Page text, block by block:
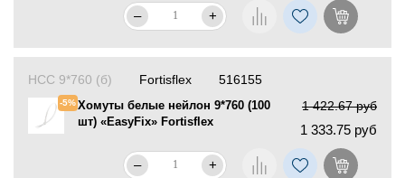
– +
516155
НСС 9*760 (б)
-5%Хомуты белые нейлон 9*760 (100
шт) «EasyFix» Fortisflex
1 422.67 руб
1 333.75 руб
Fortisflex
– +